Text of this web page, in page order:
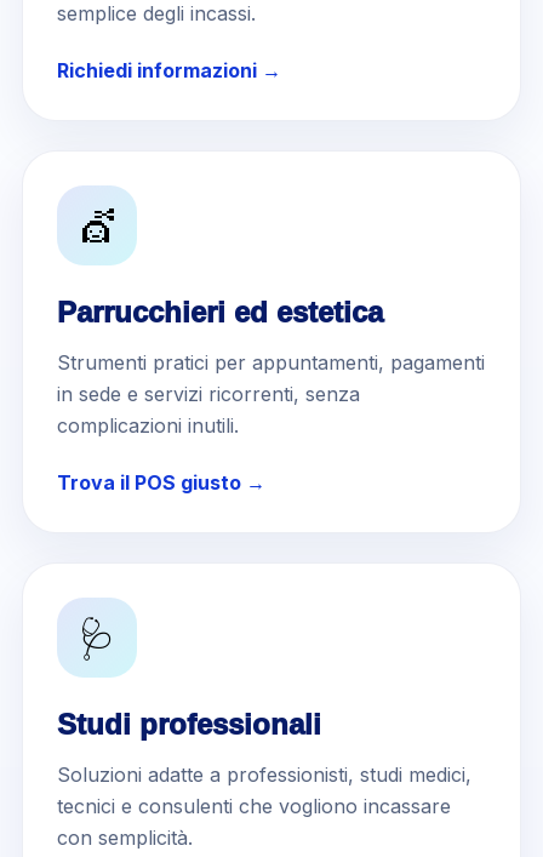
semplice degli incassi.
Richiedi informazioni →
💇
Parrucchieri ed estetica
Strumenti pratici per appuntamenti, pagamenti
in sede e servizi ricorrenti, senza
complicazioni inutili.
Trova il POS giusto →
🩺
Studi professionali
Soluzioni adatte a professionisti, studi medici,
tecnici e consulenti che vogliono incassare
con semplicità.